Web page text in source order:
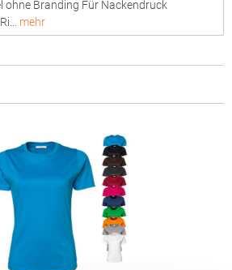
ohne Branding Für Nackendruck
mehr